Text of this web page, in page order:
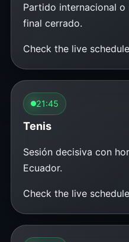
Partido internacional
final cerrado.
Check the live
21:45
Tenis
Sesión decisiva con
Ecuador.
Check the live